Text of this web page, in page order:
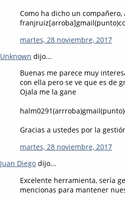
Como ha dicho un
martes, 28 noviembre, 2017
Unknown dijo...
Buenas me parece muy
con ella pero se ve que es de
Ojala me la gane
Gracias a ustedes por la
martes, 28 noviembre, 2017
Juan Diego dijo...
Excelente herramienta, sería
mencionas para mantener